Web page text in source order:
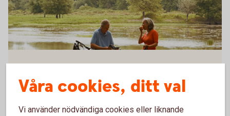
sommartid
Vill du ha fler tips för en enklare och tryggare
Våra cookies, ditt val
Vi använder nödvändiga cookies eller liknande